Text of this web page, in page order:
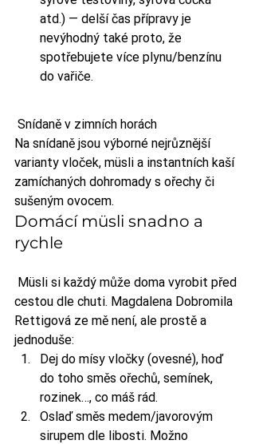
atd.) — delší čas přípravy je
nevýhodný také proto, že
spotřebujete více plynu/benzínu
do vařiče.
Snídaně v zimních horách
Na snídaně jsou výborné nejrůznější
varianty vloček, müsli a instantních kaší
zamíchaných dohromady s ořechy či
sušeným ovocem.
Domácí müsli snadno a
rychle
cestou dle chuti. Magdalena Dobromila
Rettigová ze mě není, ale prostě a
jednoduše:
Dej do mísy vločky (ovesné), hoď
do toho směs ořechů, semínek,
rozinek…, co máš rád.
Oslaď směs medem/javorovým
sirupem dle libosti. Možno